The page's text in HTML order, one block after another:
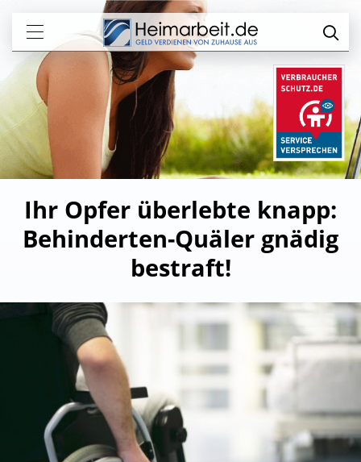
Ihr Opfer überlebte knapp:
Behinderten-Quäler gnädig
bestraft!